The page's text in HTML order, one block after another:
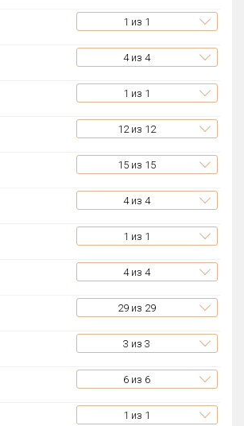
1 из 1
4из 4
1 из 1
12из 12
15из 15
4из 4
1 из 1
4из 4
29из 29
3 из 3
6из 6
1 из 1